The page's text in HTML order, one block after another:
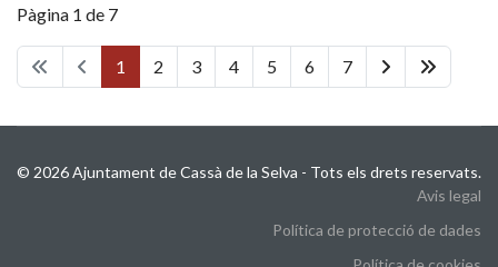
Pàgina 1 de 7
1 2 3 4 5 6 7
© 2026 Ajuntament de Cassà de la Selva - Tots els drets reservats.
Avis legal
Política de protecció de dades